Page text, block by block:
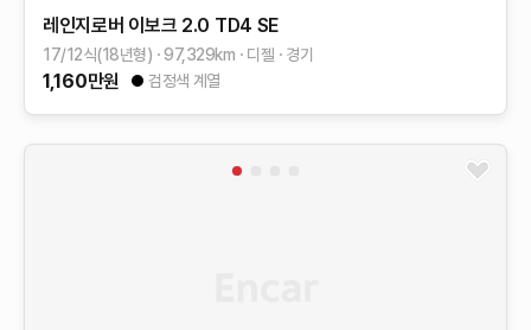
레인지로버 이보크 2.0 TD4 SE
17/12식(18년형) 97,329km 디젤 경기
1,160만원 검정색 계열